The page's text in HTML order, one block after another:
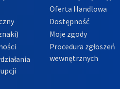
Oferta Handlowa
Dostępność
Moje zgody
Procedura zgłoszeń
wewnętrznych